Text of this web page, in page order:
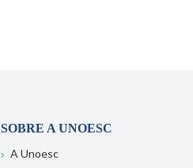
SOBRE A UNOESC
A Unoesc